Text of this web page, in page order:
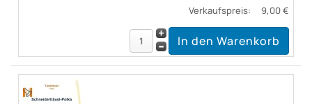
Verkaufspreis: 9,00 €